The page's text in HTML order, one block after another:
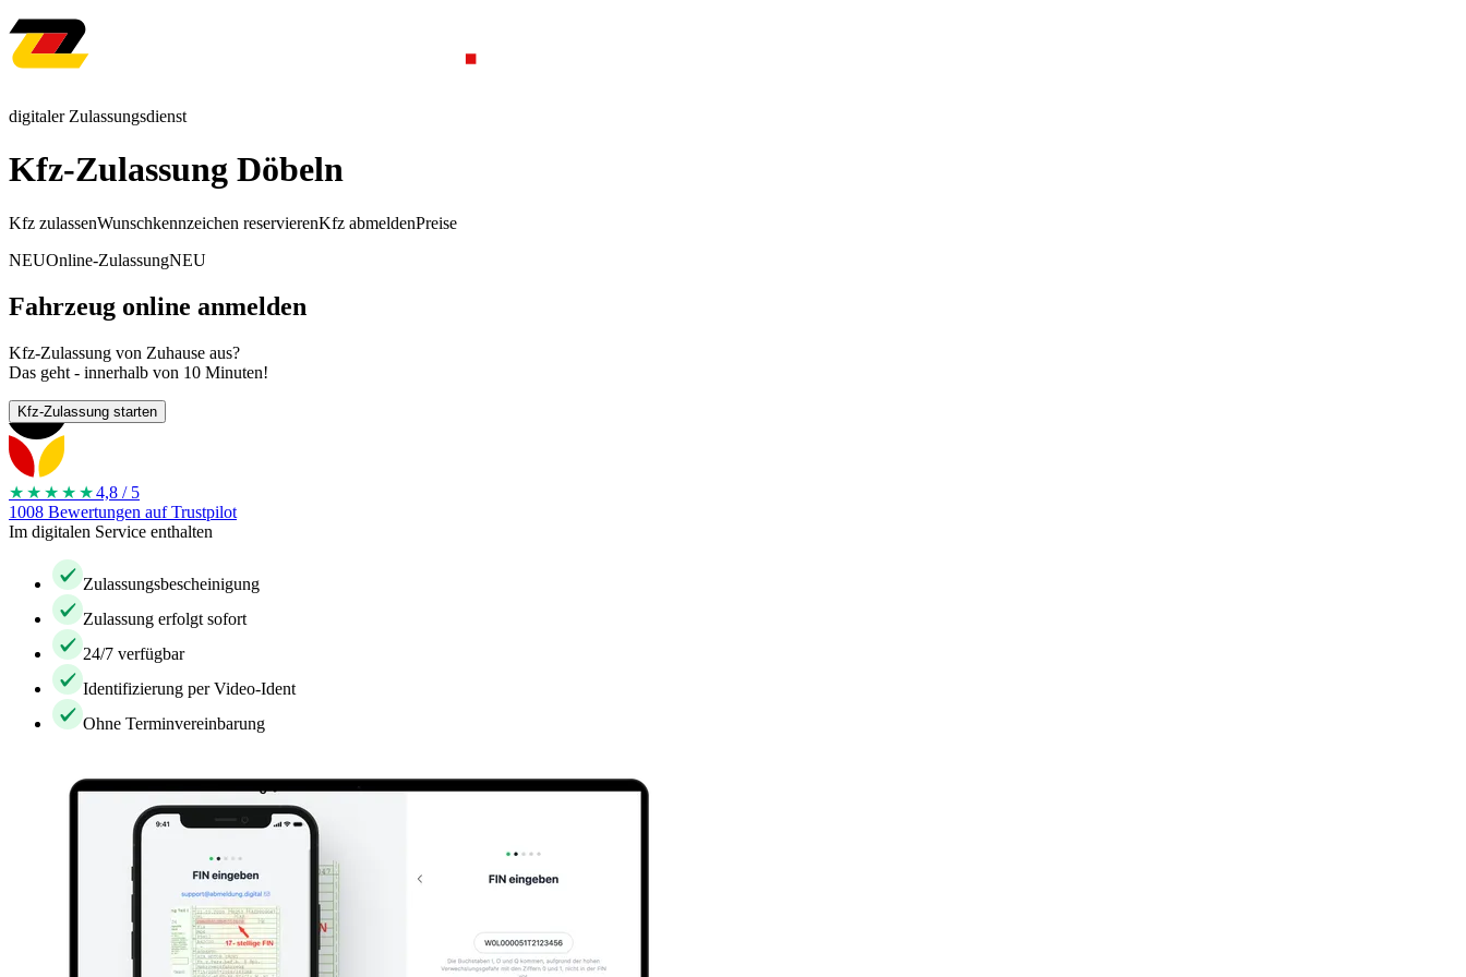
digitaler Zulassungsdienst
Kfz-Zulassung Döbeln
Kfz zulassenWunschkennzeichen reservierenKfz abmeldenPreise
NEUOnline-ZulassungNEU
Fahrzeug online anmelden
Kfz-Zulassung von Zuhause aus?
Das geht - innerhalb von 10 Minuten!
Kfz-Zulassung starten
★★★★ ★4,8 / 5
1008 Bewertungen auf Trustpilot
Im digitalen Service enthalten
Zulassungsbescheinigung
Zulassung erfolgt sofort
24/7 verfügbar
Identifizierung per Video-Ident
Ohne Terminvereinbarung